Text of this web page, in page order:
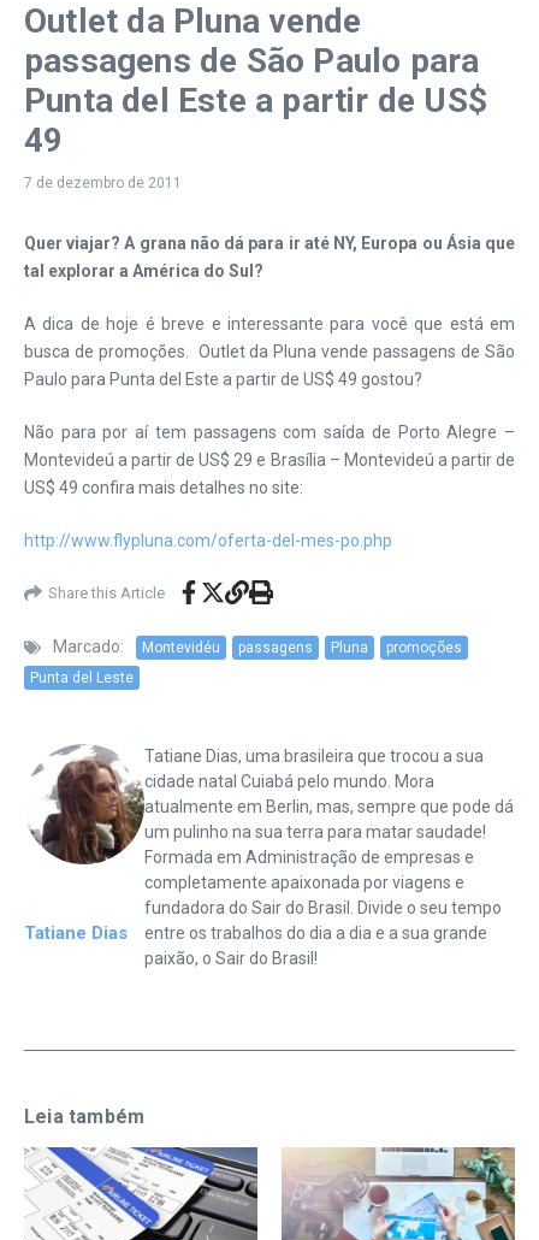
Outlet da Pluna vende
passagens de São Paulo para
Punta del Este a partir de US$
49
7 de dezembro de 2011
Quer viajar? A grana não dá para ir até NY, Europa ou Ásia que
tal explorar a América do Sul?
A dica de hoje é breve e interessante para você que está em
busca de promoções. Outlet da Pluna vende passagens de São
Paulo para Punta del Este a partir de US$ 49 gostou?
Não para por aí tem passagens com saída de Porto Alegre –
Montevideú a partir de US$ 29 e Brasília – Montevideú a partir de
US$ 49 confira mais detalhes no site:
http://www.flypluna.com/oferta-del-mes-po.php
Share this Article
Marcado: Montevidéu passagens Pluna
promoções
Punta del Leste
Tatiane Dias
Tatiane Dias, uma brasileira que trocou a sua
cidade natal Cuiabá pelo mundo. Mora
atualmente em Berlin, mas, sempre que pode dá
um pulinho na sua terra para matar saudade!
Formada em Administração de empresas e
completamente apaixonada por viagens e
fundadora do Sair do Brasil. Divide o seu tempo
entre os trabalhos do dia a dia e a sua grande
paixão, o Sair do Brasil!
Leia também